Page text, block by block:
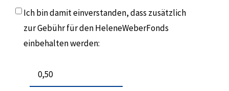
Ich bin damit einverstanden, dass zusätzlich
zur Gebühr für den HeleneWeberFonds
einbehalten werden: